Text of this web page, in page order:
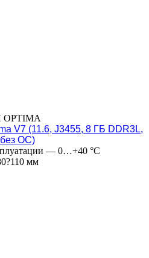
OPTIMA
V7 (11.6, J3455, 8 ГБ DDR3L,
ОС)
— 0…+40 °C
мм